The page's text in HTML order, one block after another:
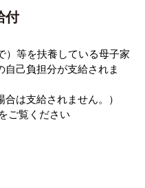
付
等を扶養している母子家
自己負担分が支給されま
合は支給されません。）
ご覧ください